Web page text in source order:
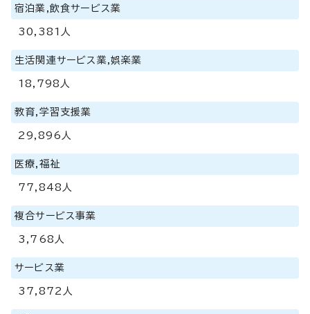
宿泊業,飲食サービス業
30,381人
生活関連サービス業,娯楽業
18,798人
教育,学習支援業
29,896人
医療,福祉
77,848人
複合サービス事業
3,768人
サービス業
37,872人